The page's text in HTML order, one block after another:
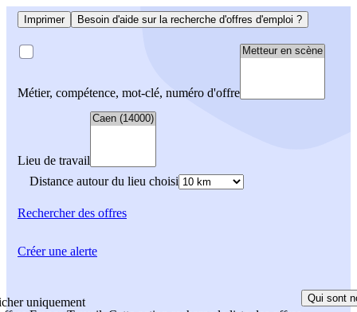
Imprimer Besoin d'aide sur la recherche d'offres d'emploi ?
Métier, compétence, mot-clé, numéro d'offre
Lieu de travail
Distance autour du lieu choisi
Rechercherdes offres
uniquement
Qui sont
Créer une alerte